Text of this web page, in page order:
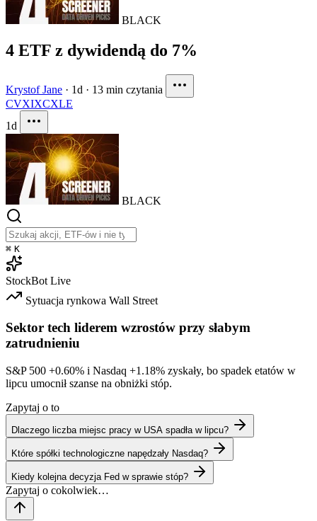
BLACK
4 ETF z dywidendą do 7%
Krystof Jane · 1d · 13 min czytania
CVXIXCXLE
1d
BLACK
⌘ K
StockBot Live
Sytuacja rynkowa Wall Street
Sektor tech liderem wzrostów przy słabym
zatrudnieniu
S&P 500 +0.60% i Nasdaq +1.18% zyskały, bo spadek etatów w
lipcu umocnił szanse na obniżki stóp.
Zapytaj o to
Dlaczego liczba miejsc pracy w USA spadła w lipcu?
Które spółki technologiczne napędzały Nasdaq?
Kiedy kolejna decyzja Fed w sprawie stóp?